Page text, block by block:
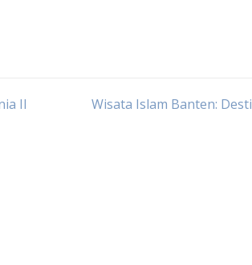
II
Wisata Islam Banten: